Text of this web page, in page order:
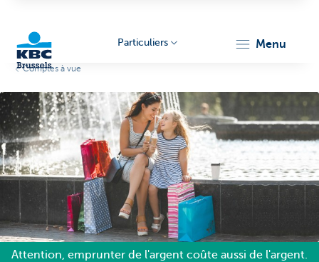
Particuliers menu
Comptes à vue
Attention, emprunter de l'argent coûte aussi de l'argent.